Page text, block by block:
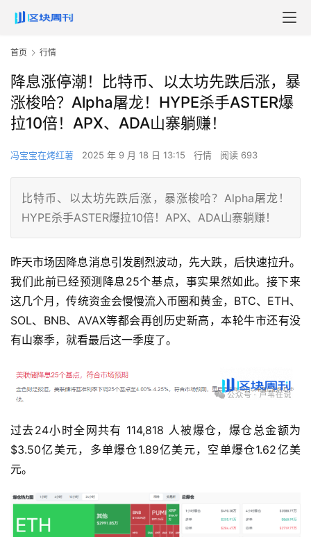
首页 行情
降息涨停潮！比特币、以太坊先跌后涨，暴
涨梭哈？Alpha屠龙！HYPE杀手ASTER爆
拉10倍！APX、ADA山寨躺赚！
冯宝宝在烤红薯 2025 年 9 月 18 日 13:15 行情 阅读 693
比特币、以太坊先跌后涨，暴涨梭哈？Alpha屠龙！
HYPE杀手ASTER爆拉10倍！APX、ADA山寨躺赚！
昨天市场因降息消息引发剧烈波动，先大跌，后快速拉升。
我们此前已经预测降息25个基点，事实果然如此。接下来
这几个月，传统资金会慢慢流入币圈和黄金，BTC、ETH、
SOL、BNB、AVAX等都会再创历史新高，本轮牛市还有没
有山寨季，就看最后这一季度了。
过去24小时全网共有 114,818 人被爆仓，爆仓总金额为
$3.50亿美元，多单爆仓1.89亿美元，空单爆仓1.62亿美
元。